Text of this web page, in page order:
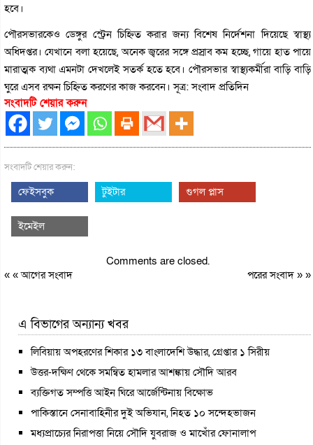
হবে।
পৌরসভারকেও ডেঙ্গুর স্ট্রেন চিহ্নিত করার জন‌্য বিশেষ নির্দেশনা দিয়েছে স্বাস্থ‌্য
অধিদপ্তর। যেখানে বলা হয়েছে, অনেক জ্বরের সঙ্গে প্রস্রাব কম হচ্ছে, গায়ে হাত পায়ে
মারাত্মক ব‌্যথা এমনটা দেখলেই সতর্ক হতে হবে। পৌরসভার স্বাস্থ‌্যকর্মীরা বাড়ি বাড়ি
ঘুরে এসব রক্ষন চিহ্নিত করণের কাজ করবেন। সূত্র: সংবাদ প্রতিদিন
সংবাদটি শেয়ার করুন
সংবাদটি শেয়ার করুন:
ফেইসবুক টুইটার গুগল প্লাস
ইমেইল
Comments are closed.
« «আগের সংবাদ পরের সংবাদ» »
এ বিভাগের অন্যান্য খবর
লিবিয়ায় অপহরণের শিকার ১৩ বাংলাদেশি উদ্ধার, গ্রেপ্তার ১ সিরীয়
উত্তর-দক্ষিণ থেকে সমন্বিত হামলার আশঙ্কায় সৌদি আরব
ব্যক্তিগত সম্পত্তি আইন ঘিরে আর্জেন্টিনায় বিক্ষোভ
পাকিস্তানে সেনাবাহিনীর দুই অভিযান, নিহত ১০ সন্দেহভাজন
মধ্যপ্রাচ্যের নিরাপত্তা নিয়ে সৌদি যুবরাজ ও মাখোঁর ফোনালাপ